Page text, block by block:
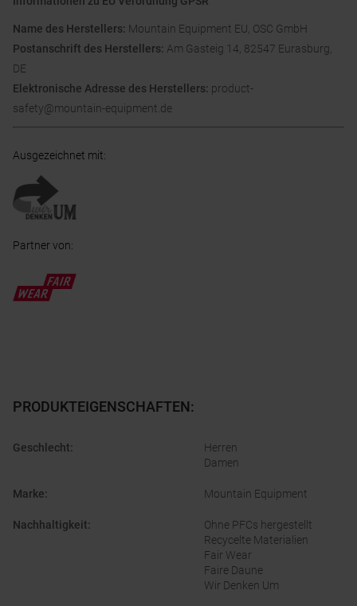
Name des Herstellers: Mountain Equipment EU, OSC GmbH
Postanschrift des Herstellers: Am Gasteig 14, 82547 Eurasburg,
DE
Elektronische Adresse des Herstellers: product-
safety@mountain-equipment.de
Ausgezeichnet mit:
Partner von:
PRODUKTEIGENSCHAFTEN:
Geschlecht:
Herren
Damen
Marke: Mountain Equipment
Nachhaltigkeit:
Ohne PFCs hergestellt
Recycelte Materialien
Fair Wear
Faire Daune
Wir Denken Um